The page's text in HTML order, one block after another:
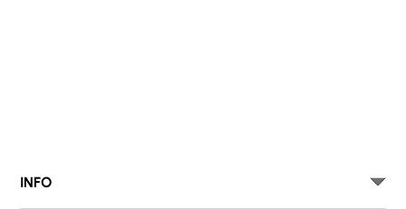
INFO